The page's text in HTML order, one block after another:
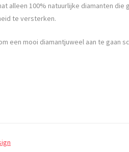
alleen 100% natuurlijke diamanten
te versterken.
een mooi diamantjuweel aan te gaan